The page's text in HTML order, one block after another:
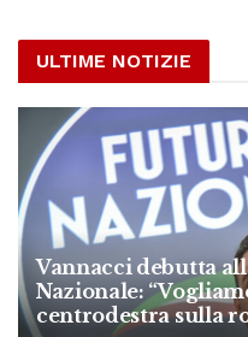
ULTIME NOTIZIE
Vannacci debutta
Nazionale:
centrodestra sulla